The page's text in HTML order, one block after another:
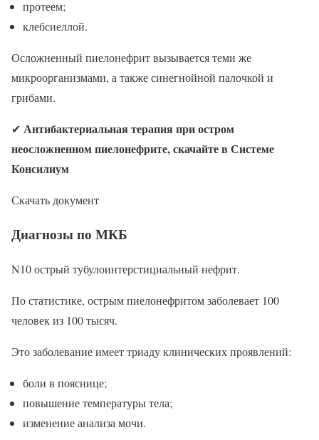
протеем;
клебсиеллой.
Осложненный пиелонефрит вызывается теми же
микроорганизмами, а также синегнойной палочкой и
грибами.
✔ Антибактериальная терапия при остром
неосложненном пиелонефрите, скачайте в Системе
Консилиум
Скачать документ
Диагнозы по МКБ
N10 острый тубулоинтерстициальный нефрит.
По статистике, острым пиелонефритом заболевает 100
человек из 100 тысяч.
Это заболевание имеет триаду клинических проявлений:
боли в пояснице;
повышение температуры тела;
изменение анализа мочи.